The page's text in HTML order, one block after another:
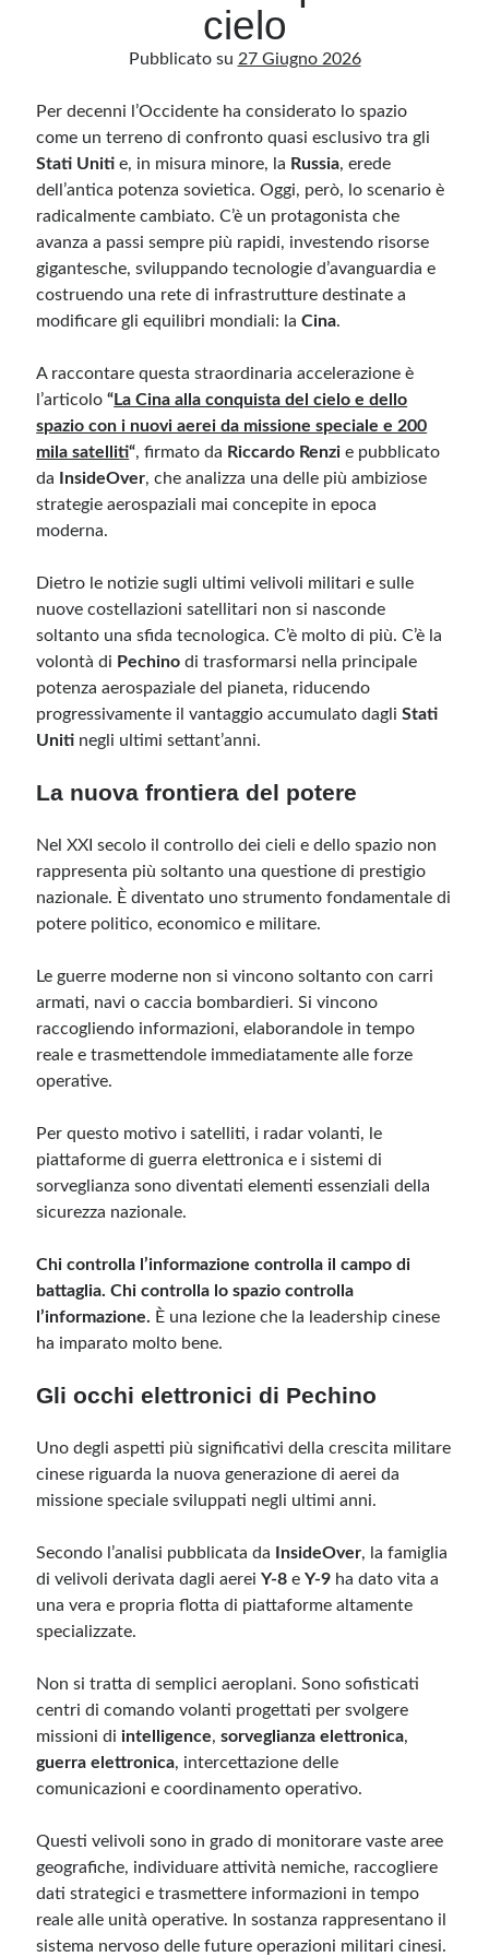
Categorie
Questo blog non rappresenta una testata giornalistica, in quanto viene aggiornato
senza alcuna periodicità. Non può pertanto considerarsi un prodotto editoriale ai
ritenuti offensivi o lesivi dell’immagine o dell’onorabilità di terzi, di genere spam,
razzisti o che contengano dati personali non conformi al rispetto delle norme sulla
privacy. Alcune immagini inserite in questo blog sono tratte da Internet e, pertanto,
diritti d’autore, vi invito a comunicarlo via e-mail a info[at]dinovalle.it e saranno
tramite link né del loro contenuto, che può essere soggetto a variazioni nel tempo.
Accedi
Feed dei contenuti
Feed dei commenti
WordPress.org
cielo
Pubblicato su 27 Giugno 2026
Per decenni l’Occidente ha considerato lo spazio
come un terreno di confronto quasi esclusivo tra gli
Stati Uniti e, in misura minore, la Russia, erede
dell’antica potenza sovietica. Oggi, però, lo scenario è
radicalmente cambiato. C’è un protagonista che
avanza a passi sempre più rapidi, investendo risorse
gigantesche, sviluppando tecnologie d’avanguardia e
costruendo una rete di infrastrutture destinate a
modificare gli equilibri mondiali: laCina.
A raccontare questa straordinaria accelerazione è
l’articolo“La Cina alla conquista del cielo e dello
spazio con i nuovi aerei da missione speciale e 200
mila satelliti“, firmato da Riccardo Renzi e pubblicato
da
InsideOver, che analizza una delle più ambiziose
strategie aerospaziali mai concepite in epoca
moderna.
Dietro le notizie sugli ultimi velivoli militari e sulle
nuove costellazioni satellitari non si nasconde
soltanto una sfida tecnologica. C’è molto di più. C’è la
volontà di Pechino di trasformarsi nella principale
potenza aerospaziale del pianeta, riducendo
progressivamente il vantaggio accumulato dagliStati
Uniti negli ultimi settant’anni.
La nuova frontiera del potere
Nel XXI secolo il controllo dei cieli e dello spazio non
rappresenta più soltanto una questione di prestigio
nazionale. È diventato uno strumento fondamentale di
potere politico, economico e militare.
Le guerre moderne non si vincono soltanto con carri
armati, navi o caccia bombardieri. Si vincono
raccogliendo informazioni, elaborandole in tempo
reale e trasmettendole immediatamente alle forze
operative.
Per questo motivo i satelliti, i radar volanti, le
piattaforme di guerra elettronica e i sistemi di
sorveglianza sono diventati elementi essenziali della
sicurezza nazionale.
Chi controlla l’informazione controlla il campo di
battaglia. Chi controlla lo spazio controlla
l’informazione. È una lezione che la leadership cinese
ha imparato molto bene.
Gli occhi elettronici di Pechino
Uno degli aspetti più significativi della crescita militare
cinese riguarda la nuova generazione di aerei da
missione speciale sviluppati negli ultimi anni.
Secondo l’analisi pubblicata da InsideOver, la famiglia
di velivoli derivata dagli aereiY-8 eY-9 ha dato vita a
una vera e propria flotta di piattaforme altamente
specializzate.
Non si tratta di semplici aeroplani. Sono sofisticati
centri di comando volanti progettati per svolgere
missioni diintelligence,sorveglianza elettronica,
guerra elettronica, intercettazione delle
comunicazioni e coordinamento operativo.
Questi velivoli sono in grado di monitorare vaste aree
geografiche, individuare attività nemiche, raccogliere
dati strategici e trasmettere informazioni in tempo
reale alle unità operative. In sostanza rappresentano il
sistema nervoso delle future operazioni militari cinesi.